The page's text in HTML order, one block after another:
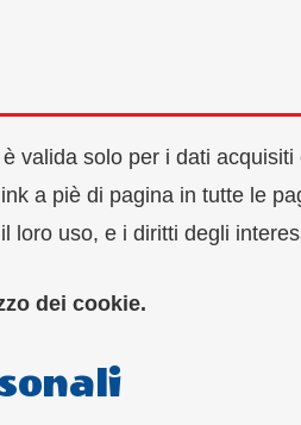
valida solo per i dati
a piè di pagina in tutte le
loro uso, e i diritti degli
dei cookie.